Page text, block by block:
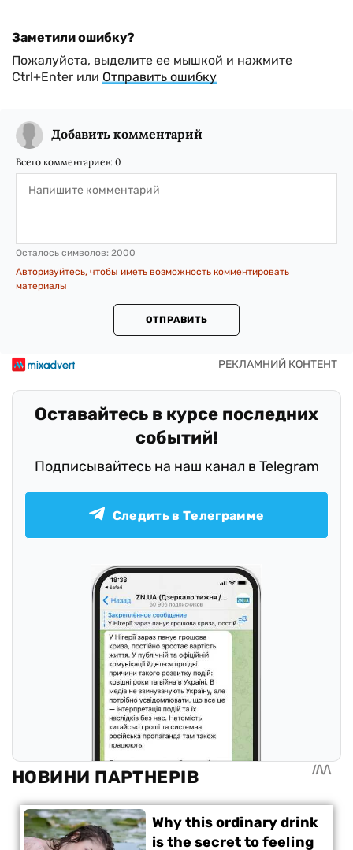
Заметили ошибку?
Пожалуйста, выделите ее мышкой и нажмите
Ctrl+Enter или Отправить ошибку
Добавить комментарий
Всего комментариев: 0
Осталось символов: 2000
Авторизуйтесь, чтобы иметь возможность комментировать
материалы
ОТПРАВИТЬ
Оставайтесь в курсе последних
событий!
Подписывайтесь на наш канал в Telegram
Следить в Телеграмме